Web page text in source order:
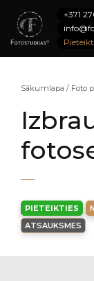
+371
Sākumlapa / Foto
PIETEIKTIES
ATSAUKSMES